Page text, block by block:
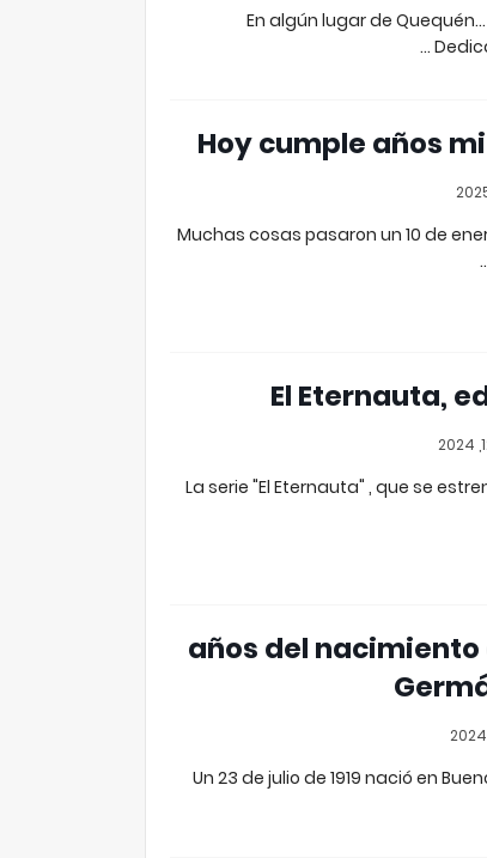
En algún lugar de
Hoy cumple años
Muchas cosas pasaron un 10 de
El Eternauta,
La serie "El Eternauta" , que se
105 años del
Un 23 de julio de 1919 nació en